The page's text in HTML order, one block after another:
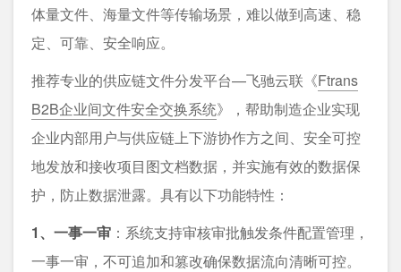
体量文件、海量文件等传输场景，难以做到高速、稳
定、可靠、安全响应。
推荐专业的供应链文件分发平台—飞驰云联《Ftrans
B2B企业间文件安全交换系统》，帮助制造企业实现
企业内部用户与供应链上下游协作方之间、安全可控
地发放和接收项目图文档数据，并实施有效的数据保
护，防止数据泄露。具有以下功能特性：
1、一事一审 ：系统支持审核审批触发条件配置管理，
一事一审，不可追加和篡改确保数据流向清晰可控。